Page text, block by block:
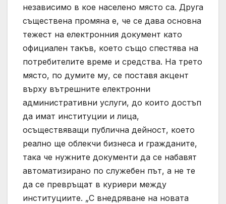
независимо в кое населено място са. Друга
съществена промяна е, че се дава основна
тежест на електронния документ като
официален такъв, което също спестява на
потребителите време и средства. На трето
място, по думите му, се поставя акцент
върху вътрешните електронни
административни услуги, до които достъп
да имат институции и лица,
осъществяващи публична дейност, което
реално ще облекчи бизнеса и гражданите,
така че нужните документи да се набавят
автоматизирано по служебен път, а не те
да се превръщат в куриери между
институциите. „С внедряване на новата